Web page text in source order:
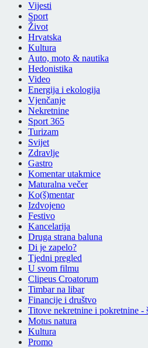
Vijesti
Sport
Život
Hrvatska
Kultura
Auto, moto & nautika
Hedonistika
Video
Energija i ekologija
Vjenčanje
Nekretnine
Sport 365
Turizam
Svijet
Zdravlje
Gastro
Komentar utakmice
Maturalna večer
Ko(š)mentar
Izdvojeno
Festivo
Kancelarija
Druga strana baluna
Di je zapelo?
Tjedni pregled
U svom filmu
Clipeus Croatorum
Timbar na libar
Financije i društvo
Titove nekretnine i pokretnine -
Motus natura
Kultura
Promo